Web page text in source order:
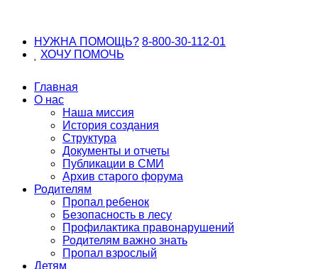
НУЖНА ПОМОЩЬ? 8-800-30-112-01
ХОЧУ ПОМОЧЬ
Главная
О нас
Наша миссия
История создания
Структура
Документы и отчеты
Публикации в СМИ
Архив старого форума
Родителям
Пропал ребенок
Безопасность в лесу
Профилактика правонарушений
Родителям важно знать
Пропал взрослый
Детям